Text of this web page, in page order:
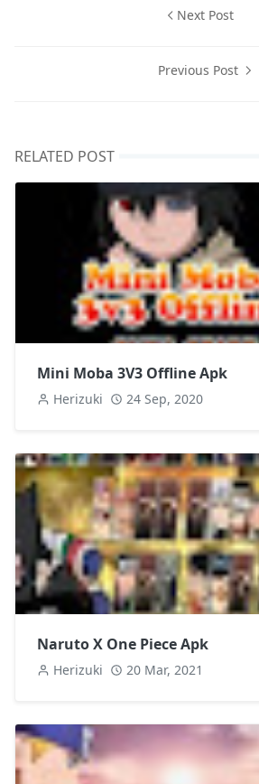
Next Post
Previous Post
RELATED POST
Mini Moba 3V3 Offline Apk
Herizuki 24 Sep, 2020
Naruto X One Piece Apk
Herizuki 20 Mar, 2021